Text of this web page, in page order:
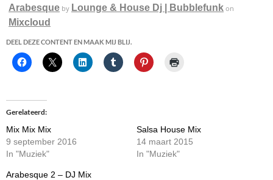
Arabesque by Lounge & House Dj | Bubblefunk on
Mixcloud
DEEL DEZE CONTENT EN MAAK MIJ BLIJ.
Gerelateerd
Mix Mix Mix
9 september 2016
In "Muziek"
Salsa House Mix
14 maart 2015
In "Muziek"
Arabesque 2 – DJ Mix